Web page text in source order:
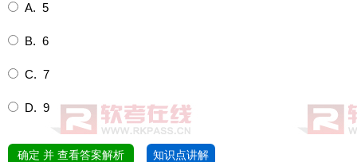
A. 5
B. 6
C. 7
D. 9
确定 并 查看答案解析 知识点讲解